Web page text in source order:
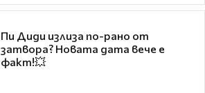
Пи Диди излиза по-рано от
затвора? Новата дата вече е
факт!💥